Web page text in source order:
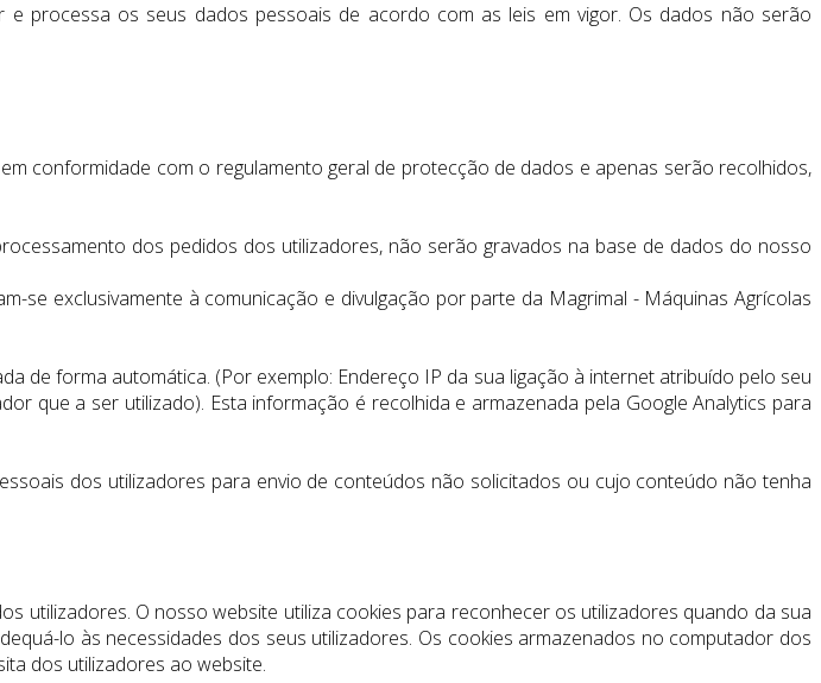
processa os seus dados pessoais de acordo com as leis em vigor. Os dados não serão
conformidade com o regulamento geral de protecção de dados e apenas serão recolhidos,
dos pedidos dos utilizadores, não serão gravados na base de dados do nosso
exclusivamente à comunicação e divulgação por parte da Magrimal - Máquinas Agrícolas
de forma automática. (Por exemplo: Endereço IP da sua ligação à internet atribuído pelo seu
que a ser utilizado). Esta informação é recolhida e armazenada pela Google Analytics para
dos utilizadores para envio de conteúdos não solicitados ou cujo conteúdo não tenha
utilizadores. O nosso website utiliza cookies para reconhecer os utilizadores quando da sua
lo às necessidades dos seus utilizadores. Os cookies armazenados no computador dos
dos utilizadores ao website.